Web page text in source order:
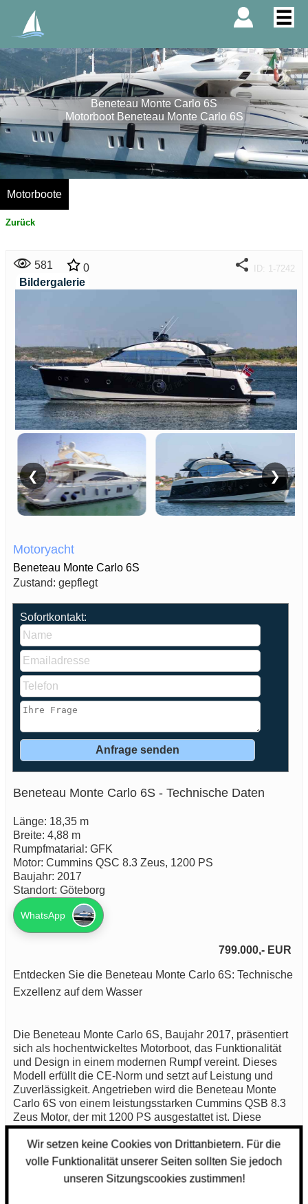
Beneteau Monte Carlo 6S
Motorboot Beneteau Monte Carlo 6S
Motorboote
Zurück
581 0 ID: 1-7242
Bildergalerie
❮ ❯
Motoryacht
Beneteau Monte Carlo 6S
Zustand: gepflegt
Sofortkontakt:
Beneteau Monte Carlo 6S - Technische Daten
Länge: 18,35 m
Breite: 4,88 m
Rumpfmatarial: GFK
Motor: Cummins QSC 8.3 Zeus, 1200 PS
Baujahr: 2017
Standort: Göteborg
WhatsApp
799.000,- EUR
Entdecken Sie die Beneteau Monte Carlo 6S: Technische
Exzellenz auf dem Wasser
Die Beneteau Monte Carlo 6S, Baujahr 2017, präsentiert
sich als hochentwickeltes Motorboot, das Funktionalität
und Design in einem modernen Rumpf vereint. Dieses
Modell erfüllt die CE-Norm und setzt auf Leistung und
Zuverlässigkeit. Angetrieben wird die Beneteau Monte
Carlo 6S von einem leistungsstarken Cummins QSB 8.3
Zeus Motor, der mit 1200 PS ausgestattet ist. Diese
Motorisierung ermöglicht Ihnen, sowohl komfortabel als
auch zügig über das Wasser zu gleiten.
Die Verwendung von GFK (Glasfaserverstärkter
Kunststoff) im Rumpfdesign der Beneteau Monte Carlo 6S
Wir setzen keine Cookies von Drittanbietern. Für die
volle Funktionalität unserer Seiten sollten Sie jedoch
unseren Sitzungscookies zustimmen!